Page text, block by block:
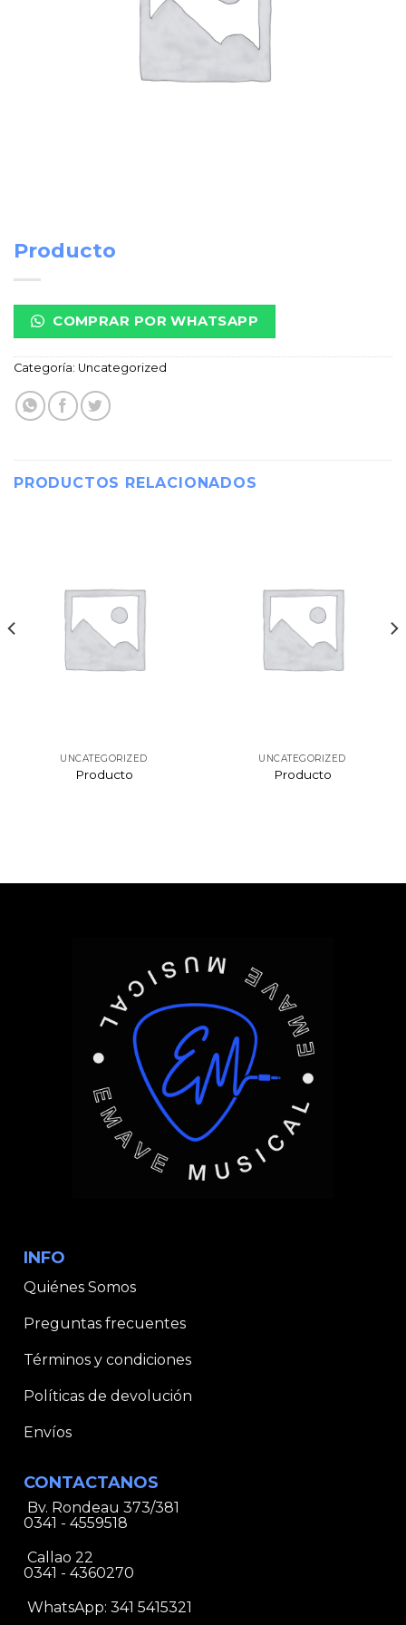
Producto
COMPRAR POR WHATSAPP
Categoría: Uncategorized
PRODUCTOS RELACIONADOS
UNCATEGORIZED
Producto
UNCATEGORIZED
Producto
INFO
Quiénes Somos
Preguntas frecuentes
Términos y condiciones
Políticas de devolución
Envíos
CONTACTANOS
Bv. Rondeau 373/381
0341 - 4559518
Callao 22
0341 - 4360270
WhatsApp: 341 5415321